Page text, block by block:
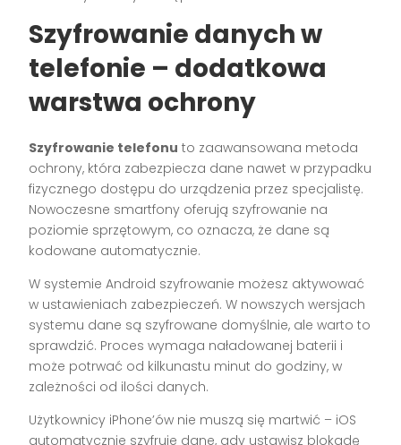
Szyfrowanie danych w
telefonie – dodatkowa
warstwa ochrony
Szyfrowanie telefonu to zaawansowana metoda
ochrony, która zabezpiecza dane nawet w przypadku
fizycznego dostępu do urządzenia przez specjalistę.
Nowoczesne smartfony oferują szyfrowanie na
poziomie sprzętowym, co oznacza, że dane są
kodowane automatycznie.
W systemie Android szyfrowanie możesz aktywować
w ustawieniach zabezpieczeń. W nowszych wersjach
systemu dane są szyfrowane domyślnie, ale warto to
sprawdzić. Proces wymaga naładowanej baterii i
może potrwać od kilkunastu minut do godziny, w
zależności od ilości danych.
Użytkownicy iPhone’ów nie muszą się martwić – iOS
automatycznie szyfruje dane, gdy ustawisz blokadę